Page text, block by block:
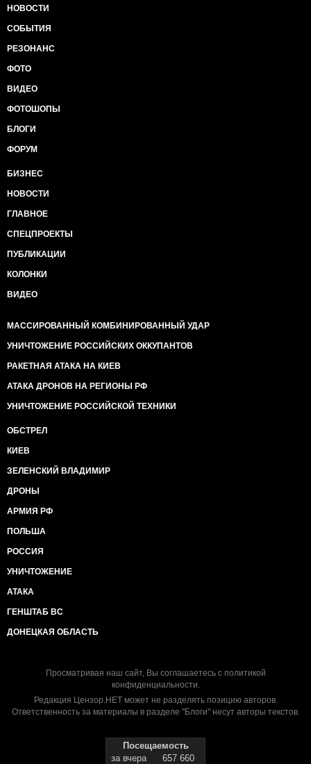
НОВОСТИ
СОБЫТИЯ
РЕЗОНАНС
ФОТО
ВИДЕО
ФОТОШОПЫ
БЛОГИ
ФОРУМ
БИЗНЕС
НОВОСТИ
ГЛАВНОЕ
СПЕЦПРОЕКТЫ
ПУБЛИКАЦИИ
КОЛОНКИ
ВИДЕО
МАССИРОВАННЫЙ КОМБИНИРОВАННЫЙ УДАР
УНИЧТОЖЕНИЕ РОССИЙСКИХ ОККУПАНТОВ
РАКЕТНАЯ АТАКА НА КИЕВ
АТАКА ДРОНОВ НА РЕГИОНЫ РФ
УНИЧТОЖЕНИЕ РОССИЙСКОЙ ТЕХНИКИ
ОБСТРЕЛ
КИЕВ
ЗЕЛЕНСКИЙ ВЛАДИМИР
ДРОНЫ
АРМИЯ РФ
ПОЛЬША
РОССИЯ
УНИЧТОЖЕНИЕ
АТАКА
ГЕНШТАБ ВС
ДОНЕЦКАЯ ОБЛАСТЬ
Просматривая наш сайт, Вы соглашаетесь с политикой
конфиденциальности.
Редакция Цензор.НЕТ может не разделять позицию авторов.
Ответственность за материалы в разделе "Блоги" несут авторы текстов.
Посещаемость
за вчера
657 660